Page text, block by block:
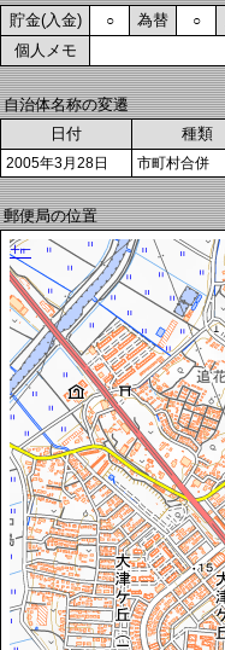
貯金(入金) ○ 為替 ○
個人メモ
自治体名称の変遷
日付
種類
2005年3月28日 市町村合併
郵便局の位置